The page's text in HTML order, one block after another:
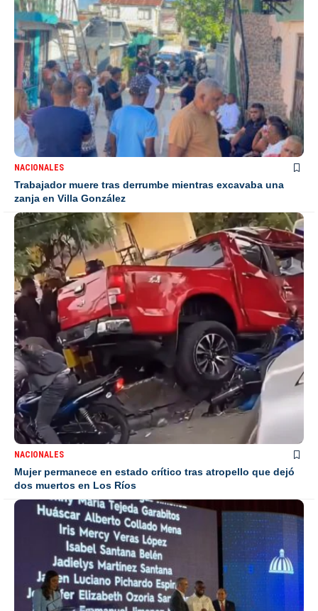
NACIONALES
Trabajador muere tras derrumbe mientras excavaba una
zanja en Villa González
NACIONALES
Mujer permanece en estado crítico tras atropello que dejó
dos muertos en Los Ríos